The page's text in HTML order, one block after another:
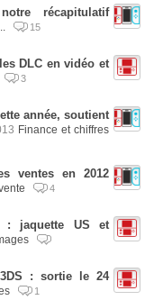
récapitulatif
15
DLC en vidéo et
3
année, soutient
Finance et chiffres
ventes en 2012
4
: jaquette US et
3DS : sortie le 24
1